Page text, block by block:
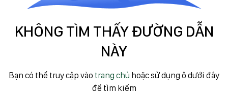
KHÔNG TÌM THẤY ĐƯỜNG DẪN
NÀY
Bạn có thể truy cập vào trang chủ hoặc sử dụng ô dưới đây
để tìm kiếm